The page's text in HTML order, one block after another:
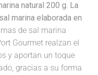
natural 200 g. La
marina elaborada en
de sal marina
Gourmet realzan el
y aportan un toque
gracias a su forma